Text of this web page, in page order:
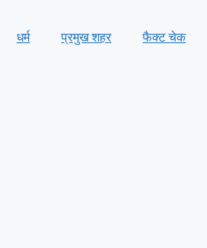
धर्म प्रमुख शहर फैक्ट चेक